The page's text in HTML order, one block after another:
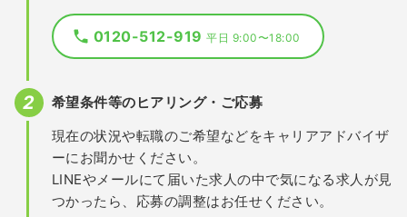
0120-512-919平日 9:00〜18:00
希望条件等のヒアリング・ご応募
現在の状況や転職のご希望などをキャリアアドバイザ
ーにお聞かせください。
LINEやメールにて届いた求人の中で気になる求人が見
つかったら、応募の調整はお任せください。